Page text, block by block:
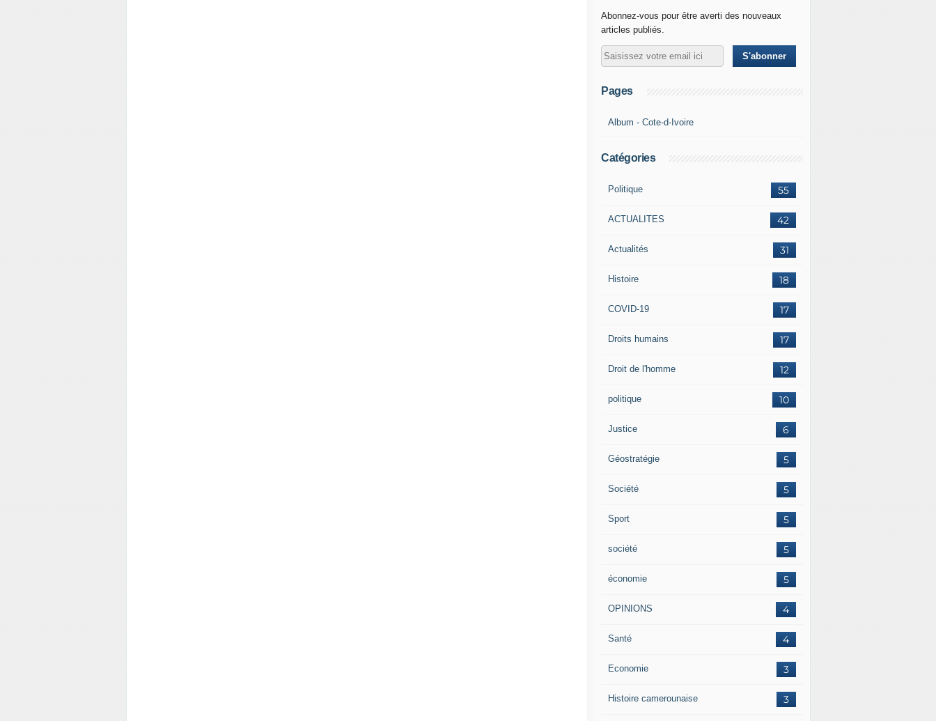
Abonnez-vous pour être averti des nouveaux
articles publiés.
Pages
Album - Cote-d-Ivoire
Catégories
55
Politique
42
ACTUALITES
31
Actualités
18
Histoire
17
COVID-19
17
Droits humains
12
Droit de l'homme
10
politique
6
Justice
5
Géostratégie
5
Société
5
Sport
5
société
5
économie
4
OPINIONS
4
Santé
3
Economie
3
Histoire camerounaise